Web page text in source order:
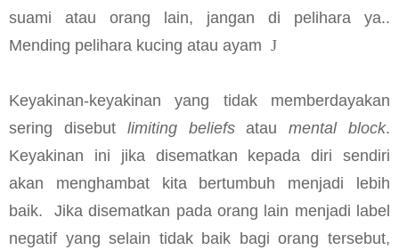
suami atau orang lain, jangan di pelihara ya..
Mending pelihara kucing atau ayam J
Keyakinan-keyakinan yang tidak memberdayakan
sering disebut limiting beliefsataumental block.
Keyakinan ini jika disematkan kepada diri sendiri
akan menghambat kita bertumbuh menjadi lebih
baik.
Jika disematkan pada orang lain menjadi label
negatif yang selain tidak baik bagi orang tersebut,